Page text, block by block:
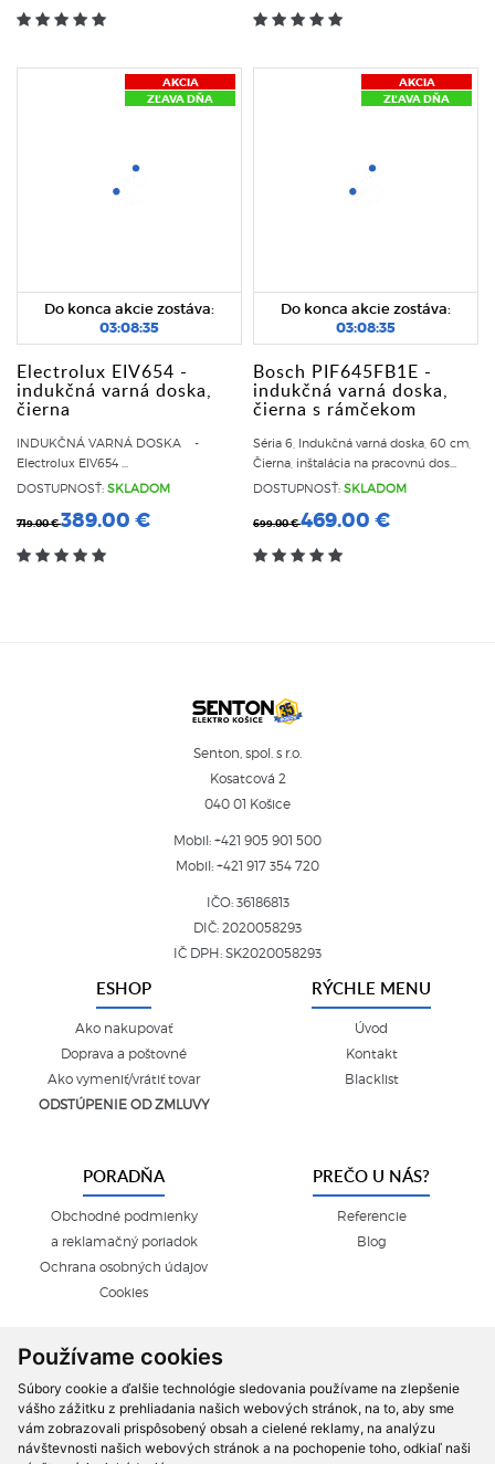
Používame cookies
Súbory cookie a ďalšie technológie sledovania používame na zlepšenie
vášho zážitku z prehliadania našich webových stránok, na to, aby sme
vám zobrazovali prispôsobený obsah a cielené reklamy, na analýzu
návštevnosti našich webových stránok a na pochopenie toho, odkiaľ naši
AKCIA
ZĽAVA DŇA
Do konca akcie zostáva:
03:08:35
Electrolux EIV654 -
indukčná varná doska,
čierna
INDUKČNÁ VARNÁ DOSKA -
Electrolux EIV654 ...
DOSTUPNOSŤ: SKLADOM
719.00 €389.00 €
AKCIA
ZĽAVA DŇA
Do konca akcie zostáva:
03:08:35
Bosch PIF645FB1E -
indukčná varná doska,
čierna s rámčekom
Séria 6, Indukčná varná doska, 60 cm,
Čierna, inštalácia na pracovnú dos...
DOSTUPNOSŤ: SKLADOM
699.00 €469.00 €
Senton, spol. s r.o.
Kosatcová 2
040 01 Košice
Mobil: +421 905 901 500
Mobil: +421 917 354 720
IČO: 36186813
DIČ: 2020058293
IČ DPH: SK2020058293
ESHOP
Ako nakupovať
Doprava a poštovné
Ako vymeniť/vrátiť tovar
ODSTÚPENIE OD ZMLUVY
RÝCHLE MENU
Úvod
Kontakt
Blacklist
PORADŇA
Obchodné podmienky
a reklamačný poriadok
Ochrana osobných údajov
Cookies
PREČO U NÁS?
Referencie
Blog